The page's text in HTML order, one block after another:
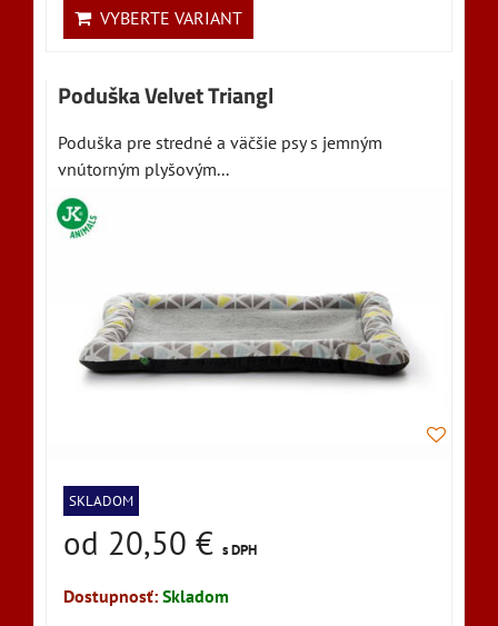
VYBERTE VARIANT
Poduška Velvet Triangl
Poduška pre stredné a väčšie psy s jemným
vnútorným plyšovým...
SKLADOM
od 20,50 € s DPH
Dostupnosť: Skladom